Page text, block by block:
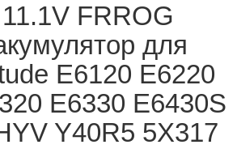
FRROG
для
E6120 E6220
E6330 E6430S
Y40R5 5X317